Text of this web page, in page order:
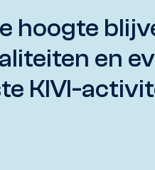
hoogte
en
KIVI-